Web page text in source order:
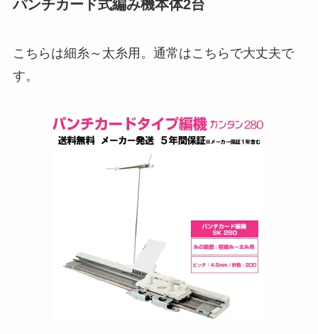
パンチカード式編み機本体2台
こちらは細糸～太糸用。通常はこちらで大丈夫で
す。